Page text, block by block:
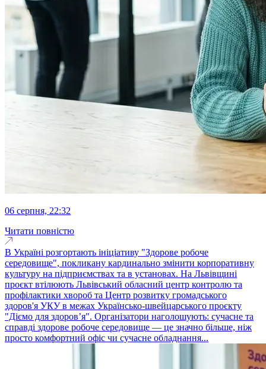
06 серпня, 22:32
Читати повністю
В Україні розгортають ініціативу "Здорове робоче
середовище", покликану кардинально змінити корпоративну
культуру на підприємствах та в установах. На Львівщині
проєкт втілюють Львівський обласний центр контролю та
профілактики хвороб та Центр розвитку громадського
здоров'я УКУ в межах Українсько-швейцарського проєкту
"Діємо для здоров’я". Організатори наголошують: сучасне та
справді здорове робоче середовище — це значно більше, ніж
просто комфортний офіс чи сучасне обладнання...